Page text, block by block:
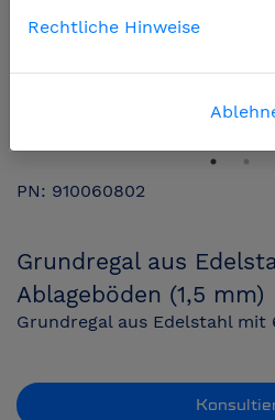
PN: 910060802
Grundregal aus
Ablageböden (1,5 mm)
Grundregal aus Edelstahl mit
Rechtliche Hinweise